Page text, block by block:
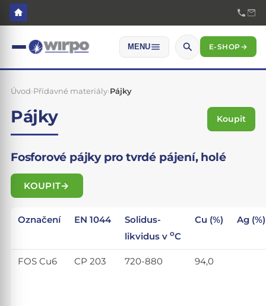
MENU E-SHOP→
Úvod›Přídavné materiály›Pájky
Pájky Koupit
Fosforové pájky pro tvrdé pájení, holé
KOUPIT
Označení EN 1044
Solidus-
likvidus voC
Cu (%) Ag (%)
FOS Cu6 CP 203 720-880 94,0